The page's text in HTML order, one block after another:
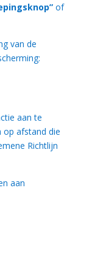
of
van de
aan te
op afstand die
Richtlijn
aan